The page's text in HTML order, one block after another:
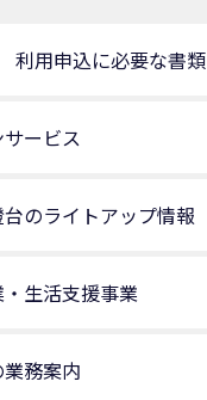
用申込に必要な書類
ービス
のライトアップ情報
生活支援事業
務案内